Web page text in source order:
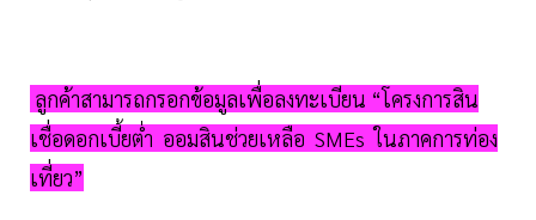
ลูกค้าสามารถกรอกข้อมูลเพื่อลงทะเบียน “โครงการสิน
เชื่อดอกเบี้ยต่ำ ออมสินช่วยเหลือ SMEs ในภาคการท่อง
เที่ยว”